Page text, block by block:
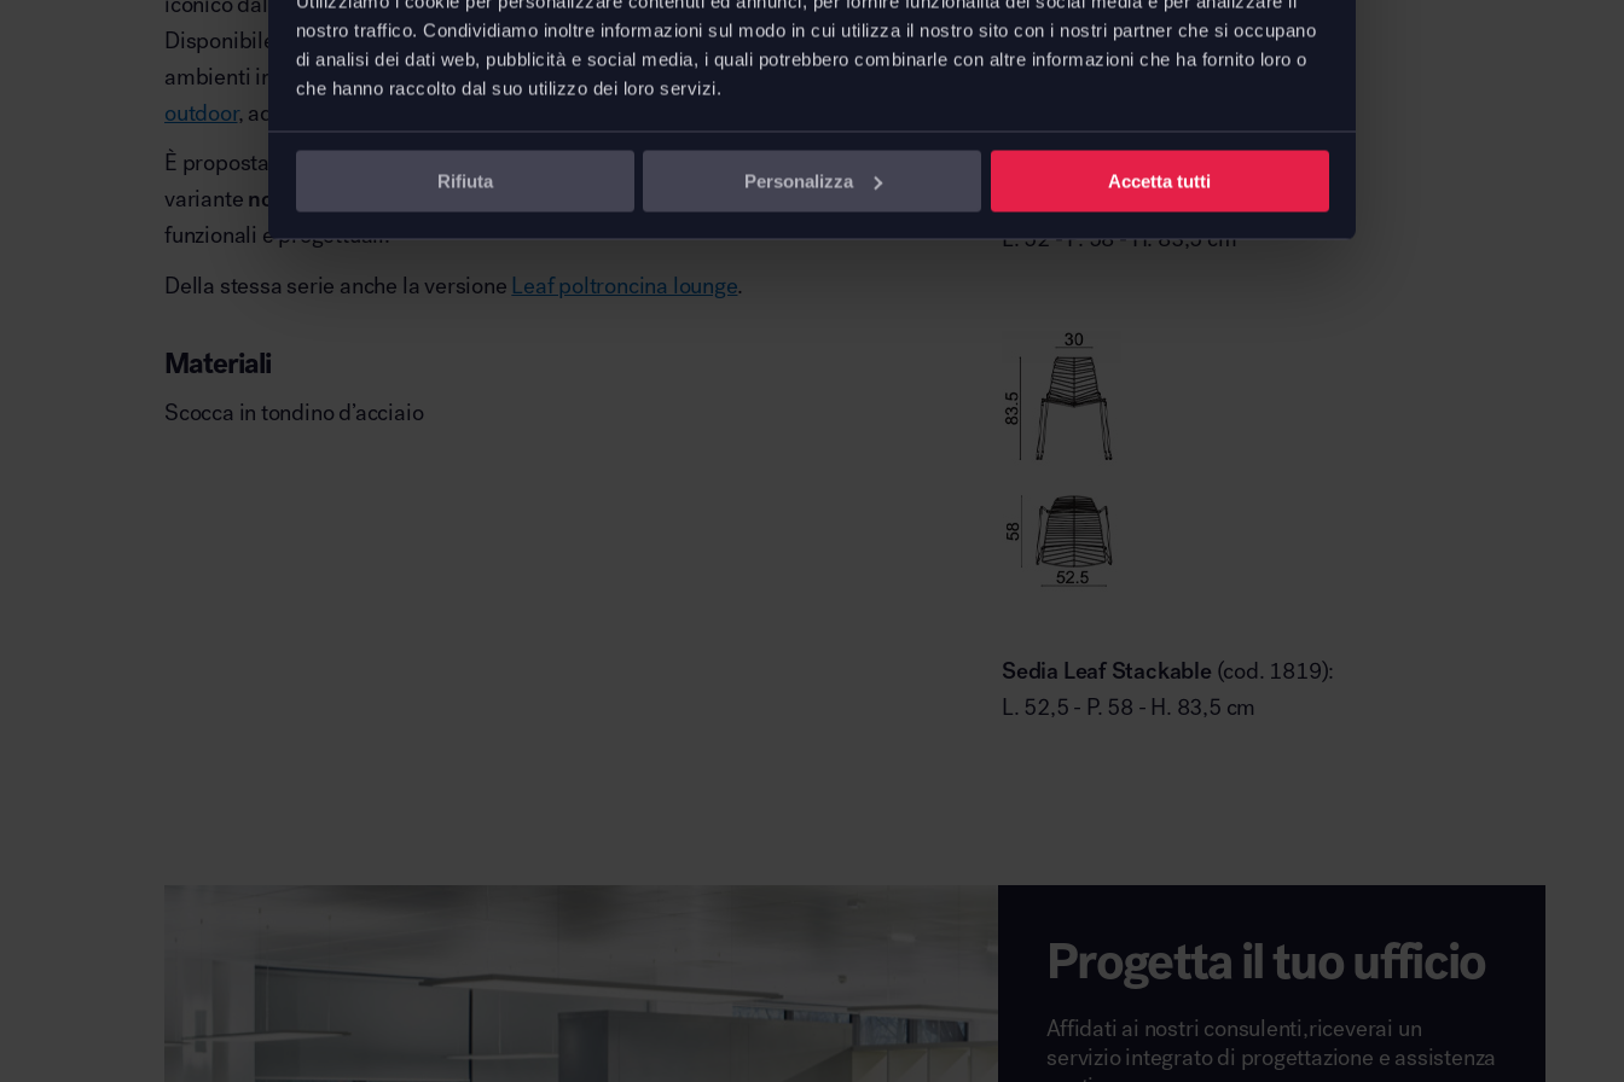
nostro traffico. Condividiamo inoltre informazioni sul modo in cui utilizza il nostro sito con i nostri partner che si occupano
di analisi dei dati web, pubblicità e social media, i quali potrebbero combinarle con altre informazioni che ha fornito loro o
che hanno raccolto dal suo utilizzo dei loro servizi.
Rifiuta Personalizza Accetta tutti
Disponibile concuscino in poliuretano , può essere utilizzata sia in
ambienti interni – come
aree lounge spazi hospitality
– sia in spazi
outdoor, adattandosi con eleganza a diversi contesti d’arredo.
È proposta nella
variante non impilabile
funzionali e progettuali.
Della stessa serie anche la versione Leaf poltroncina lounge.
Materiali
Scocca in tondino d’acciaio
L. 52 - P. 58 - H. 83,5 cm
Sedia Leaf Stackable (cod. 1819):
L. 52,5 - P. 58 - H. 83,5 cm
Progetta il tuo ufficio
Affidati ai nostri consulenti,riceverai un
servizio integrato di progettazione e assistenza